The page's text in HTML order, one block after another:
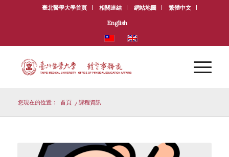
臺北醫學大學首頁 相關連結 網站地圖 繁體中文
English
您現在的位置： 首頁 / 課程資訊